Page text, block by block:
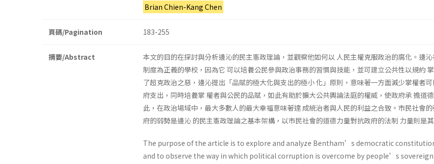
Brian Chien-Kang Chen
頁碼/Pagination 183-255
摘要/Abstract
本文的目的在探討與分析邊沁的民主憲政理論，並觀察他如何以 人民主權克服政治的腐化。邊
制度為正義的學校，因為它 可以培養公民參與政治事務的習慣與技能，並可建立公共性以規約
了超克政治之惡，邊沁提出「品賦的極大化與支出的極小 化」原則，意味著一方面減少掌權者
府支出，同時培養掌 權者與公民的品賦，如此有助於擴大公共輿論法庭的權威，使政府承 擔道
此，在政治場域中，最大多數人的最大幸福意味著達 成統治者與人民的利益之合致。市民社會
府的弱勢是邊沁 的民主憲政理論之基本架構，以市民社會的道德力量對抗政府的法制 力量則是其
The purpose of the article is to explore and analyze Bentham’s democratic
and to observe the way in which political corruption is overcome by people’s